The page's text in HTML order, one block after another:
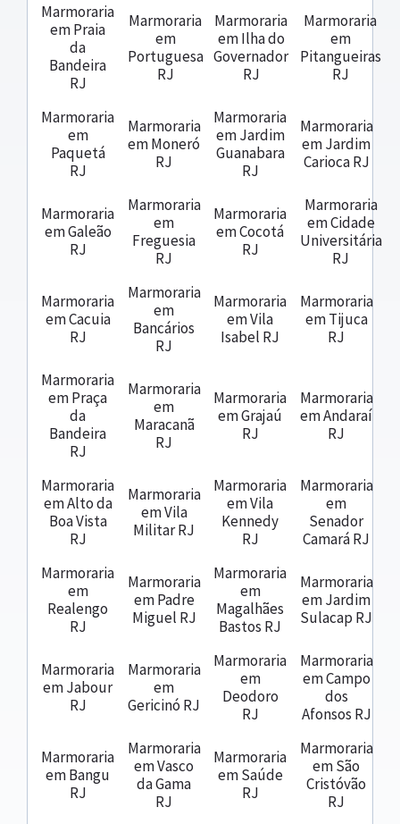
Marmoraria
em Praia
da
Bandeira
RJ
Marmoraria
em
Portuguesa
RJ
Marmoraria
em Ilha do
Governador
RJ
Marmoraria
em
Pitangueiras
RJ
Marmoraria
em
Paquetá
RJ
Marmoraria
em Moneró
RJ
Marmoraria
em Jardim
Guanabara
RJ
Marmoraria
em Jardim
Carioca RJ
Marmoraria
em Galeão
RJ
Marmoraria
em
Freguesia
RJ
Marmoraria
em Cocotá
RJ
Marmoraria
em Cidade
Universitária
RJ
Marmoraria
em Cacuia
RJ
Marmoraria
em
Bancários
RJ
Marmoraria
em Vila
Isabel RJ
Marmoraria
em Tijuca
RJ
Marmoraria
em Praça
da
Bandeira
RJ
Marmoraria
em
Maracanã
RJ
Marmoraria
em Grajaú
RJ
Marmoraria
em Andaraí
RJ
Marmoraria
em Alto da
Boa Vista
RJ
Marmoraria
em Vila
Militar RJ
Marmoraria
em Vila
Kennedy
RJ
Marmoraria
em
Senador
Camará RJ
Marmoraria
em
Realengo
RJ
Marmoraria
em Padre
Miguel RJ
Marmoraria
em
Magalhães
Bastos RJ
Marmoraria
em Jardim
Sulacap RJ
Marmoraria
em Jabour
RJ
Marmoraria
em
Gericinó RJ
Marmoraria
em
Deodoro
RJ
Marmoraria
em Campo
dos
Afonsos RJ
Marmoraria
em Bangu
RJ
Marmoraria
em Vasco
da Gama
RJ
Marmoraria
em Saúde
RJ
Marmoraria
em São
Cristóvão
RJ